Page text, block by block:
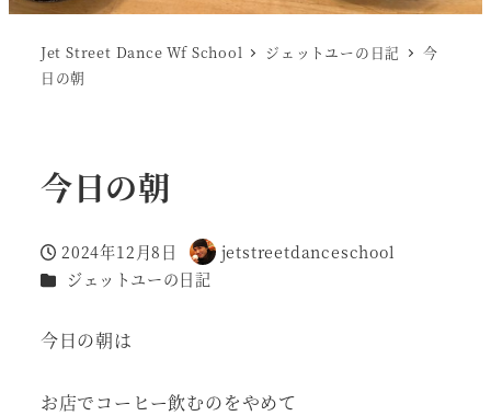
Jet Street Dance Wf School ジェットユーの日記
今
日の朝
今日の朝
投稿日
2024年12月8日
著
者
jetstreetdanceschool
カテゴリー
ジェットユーの日記
今日の朝は
お店でコーヒー飲むのをやめて